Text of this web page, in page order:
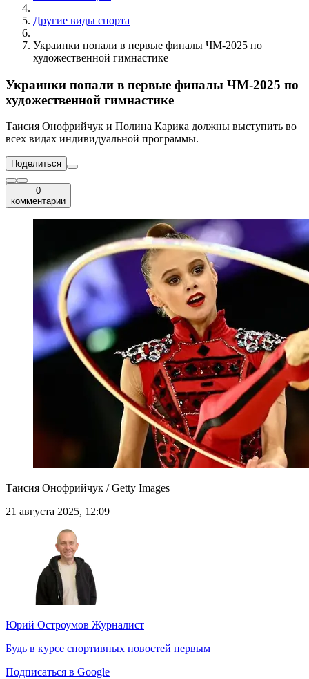
Другие виды спорта
Украинки попали в первые финалы ЧМ-2025 по
художественной гимнастике
Украинки попали в первые финалы ЧМ-2025 по
художественной гимнастике
Таисия Онофрийчук и Полина Карика должны выступить во
всех видах индивидуальной программы.
Поделиться
0
комментарии
Таисия Онофрийчук / Getty Images
21 августа 2025, 12:09
Юрий Остроумов Журналист
Будь в курсе спортивных новостей первым
Подписаться в Google